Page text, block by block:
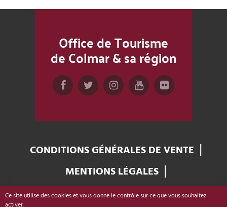
Office de Tourisme
de Colmar & sa région
CONDITIONS GÉNÉRALES DE VENTE
MENTIONS LÉGALES
GESTION DES COOKIES
Ce site utilise des cookies et vous donne le contrôle sur ce que vous souhaitez
activer.